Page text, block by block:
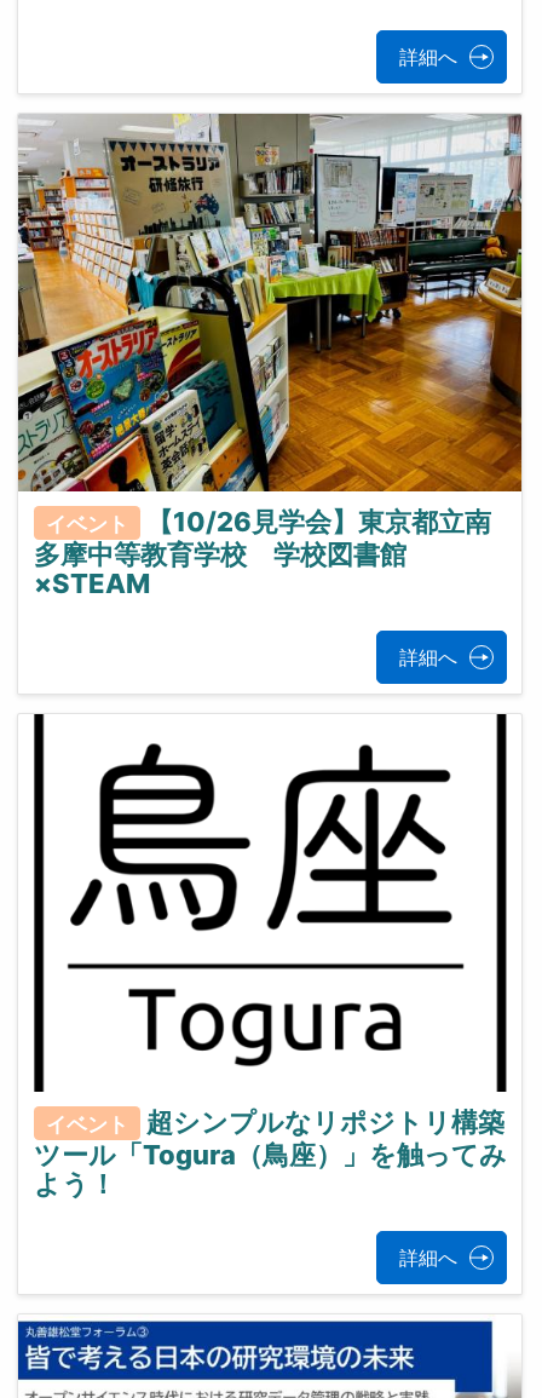
詳細へ
イベント
【10/26見学会】東京都立南
多摩中等教育学校 学校図書館
×STEAM
詳細へ
イベント
超シンプルなリポジトリ構築
ツール「Togura（鳥座）」を触ってみ
よう！
詳細へ